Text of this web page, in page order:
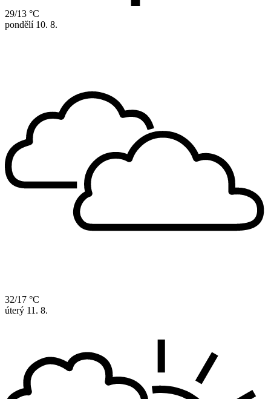
29/13 °C
pondělí 10. 8.
32/17 °C
úterý 11. 8.